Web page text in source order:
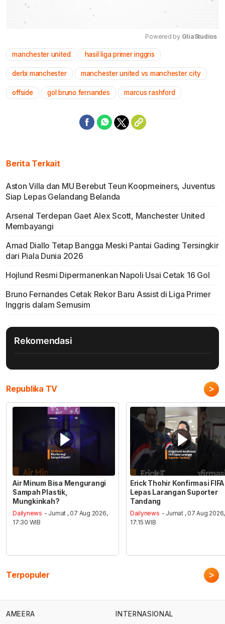
Powered by GliaStudios
manchester united hasil liga primer inggris
derbi manchester manchester united vs manchester city
offside gol bruno fernandes marcus rashford
Berita Terkait
Aston Villa dan MU Berebut Teun Koopmeiners, Juventus
Siap Lepas Gelandang Belanda
Arsenal Terdepan Gaet Alex Scott, Manchester United
Membayangi
Amad Diallo Tetap Bangga Meski Pantai Gading Tersingkir
dari Piala Dunia 2026
Hojlund Resmi Dipermanenkan Napoli Usai Cetak 16 Gol
Bruno Fernandes Cetak Rekor Baru Assist di Liga Primer
Inggris dalam Semusim
Rekomendasi
Republika TV >
Air Minum Bisa Mengurangi
Sampah Plastik,
Mungkinkah?
Dailynews - Jumat , 07 Aug 2026,
17:30 WIB
Erick Thohir Konfirmasi FIFA
Lepas Larangan Suporter
Tandang
Dailynews - Jumat , 07 Aug 2026,
17:15 WIB
Terpopuler >
AMEERA
INTERNASIONAL